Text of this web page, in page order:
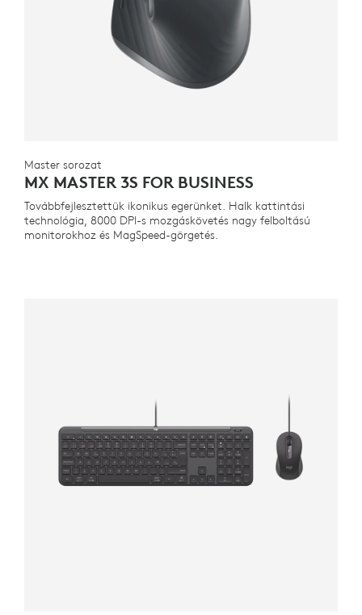
Master sorozat
MX MASTER 3S FOR BUSINESS
Továbbfejlesztettük ikonikus egerünket. Halk kattintási
technológia, 8000 DPI-s mozgáskövetés nagy felboltású
monitorokhoz és MagSpeed-görgetés.